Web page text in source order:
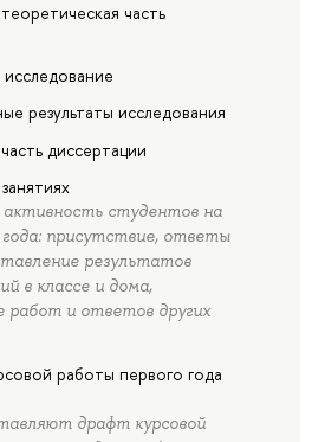
часть
результаты исследования
диссертации
студентов на
года: присутствие, ответы
результатов
в классе и дома,
работ и ответов других
работы первого года
драфт курсовой